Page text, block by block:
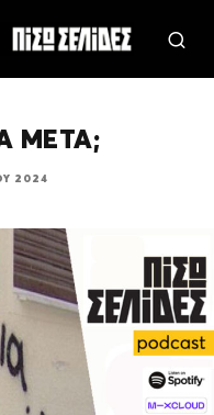
ΜΕΤΑ;
2024